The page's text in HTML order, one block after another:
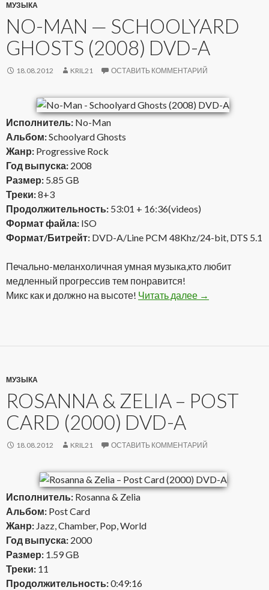
МУЗЫКА
NO-MAN — SCHOOLYARD
GHOSTS (2008) DVD-A
18.08.2012 KRIL21 ОСТАВИТЬ КОММЕНТАРИЙ
Исполнитель: No-Man
Альбом:Schoolyard Ghosts
Жанр: Progressive Rock
Год выпуска: 2008
Размер: 5.85 GB
Треки:8+3
Продолжительность: 53:01 + 16:36(videos)
Формат файла: ISO
Формат/Битрейт: DVD-A/Line PCM 48Khz/24-bit, DTS 5.1
Печально-меланхоличная умная музыка,кто любит
медленный прогрессив тем понравится!
Микс как и должно на высоте! Читать далее No-Man —
→
МУЗЫКА
ROSANNA & ZELIA – POST
CARD (2000) DVD-A
18.08.2012 KRIL21 ОСТАВИТЬ КОММЕНТАРИЙ
Исполнитель: Rosanna & Zelia
Альбом: Post Card
Жанр: Jazz, Chamber, Pop, World
Год выпуска: 2000
Размер: 1.59 GB
Треки: 11
Продолжительность:0:49:16